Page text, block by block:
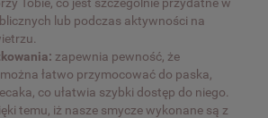
lub podczas aktywności na
zapewnia pewność, że
łatwo przymocować do paska,
co ułatwia szybki dostęp do niego.
temu, iż nasze smycze wykonane są z